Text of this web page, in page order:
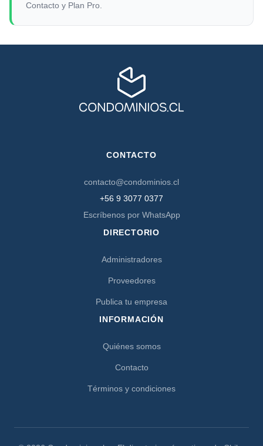
Contacto y Plan Pro.
CONTACTO
contacto@condominios.cl
+56 9 3077 0377
Escríbenos por WhatsApp
DIRECTORIO
Administradores
Proveedores
Publica tu empresa
INFORMACIÓN
Quiénes somos
Contacto
Términos y condiciones